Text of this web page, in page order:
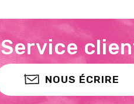
Service
NOUS ÉCRIRE